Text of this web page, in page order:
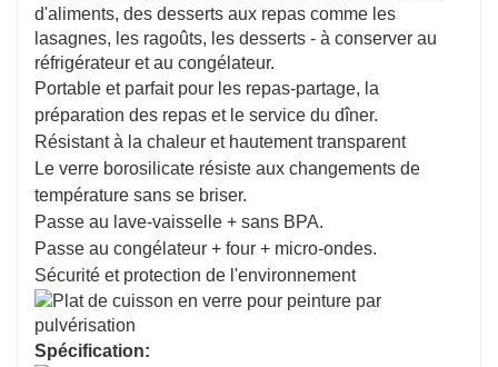
d'aliments, des desserts aux repas comme les
lasagnes, les ragoûts, les desserts - à conserver au
réfrigérateur et au congélateur.
Portable et parfait pour les repas-partage, la
préparation des repas et le service du dîner.
Résistant à la chaleur et hautement transparent
Le verre borosilicate résiste aux changements de
température sans se briser.
Passe au lave-vaisselle + sans BPA.
Passe au congélateur + four + micro-ondes.
Sécurité et protection de l'environnement
Spécification: